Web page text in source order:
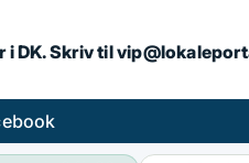
DK. Skriv til